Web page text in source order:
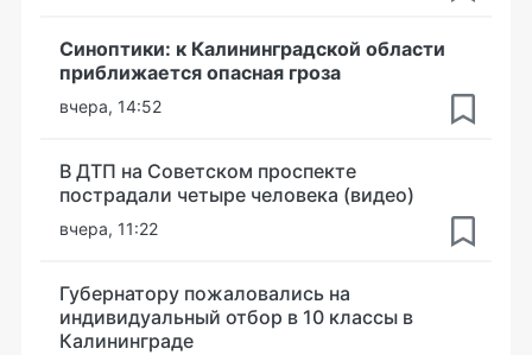
Синоптики: к Калининградской области
приближается опасная гроза
вчера, 14:52
В ДТП на Советском проспекте
пострадали четыре человека (видео)
вчера, 11:22
Губернатору пожаловались на
индивидуальный отбор в 10 классы в
Калининграде